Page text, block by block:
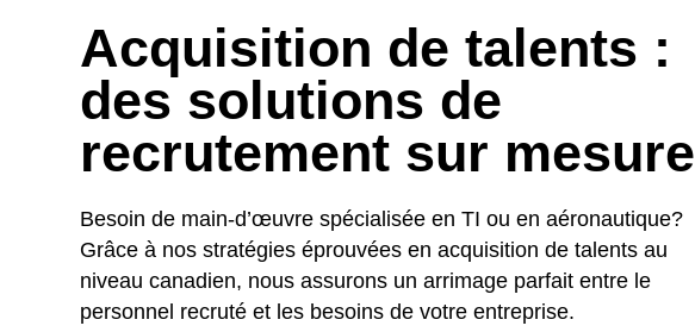
Acquisition de talents :
des solutions de
recrutement sur mesure
Besoin de main-d’œuvre spécialisée en TI ou en aéronautique?
Grâce à nos stratégies éprouvées en acquisition de talents au
niveau canadien, nous assurons un arrimage parfait entre le
personnel recruté et les besoins de votre entreprise.